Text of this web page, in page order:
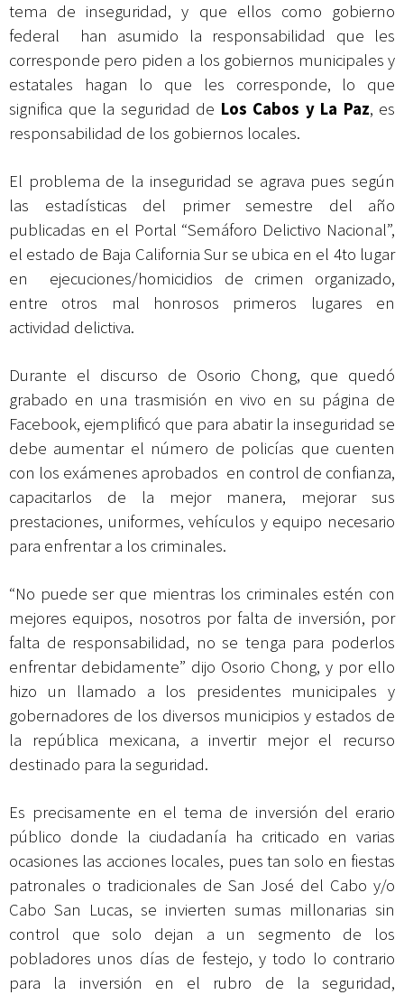
tema de inseguridad, y que ellos como gobierno
federal han asumido la responsabilidad que les
corresponde pero piden a los gobiernos municipales y
estatales hagan lo que les corresponde, lo que
significa que la seguridad de Los Cabos y La Paz, es
responsabilidad de los gobiernos locales.
El problema de la inseguridad se agrava pues según
las estadísticas del primer semestre del año
publicadas en el Portal “Semáforo Delictivo Nacional”,
el estado de Baja California Sur se ubica en el 4to lugar
en ejecuciones/homicidios de crimen organizado,
entre otros mal honrosos primeros lugares en
actividad delictiva.
Durante el discurso de Osorio Chong, que quedó
grabado en una trasmisión en vivo en su página de
Facebook, ejemplificó que para abatir la inseguridad se
debe aumentar el número de policías que cuenten
con los exámenes aprobados en control de confianza,
capacitarlos de la mejor manera, mejorar sus
prestaciones, uniformes, vehículos y equipo necesario
para enfrentar a los criminales.
“No puede ser que mientras los criminales estén con
mejores equipos, nosotros por falta de inversión, por
falta de responsabilidad, no se tenga para poderlos
enfrentar debidamente” dijo Osorio Chong, y por ello
hizo un llamado a los presidentes municipales y
gobernadores de los diversos municipios y estados de
la república mexicana, a invertir mejor el recurso
destinado para la seguridad.
Es precisamente en el tema de inversión del erario
público donde la ciudadanía ha criticado en varias
ocasiones las acciones locales, pues tan solo en fiestas
patronales o tradicionales de San José del Cabo y/o
Cabo San Lucas, se invierten sumas millonarias sin
control que solo dejan a un segmento de los
pobladores unos días de festejo, y todo lo contrario
para la inversión en el rubro de la seguridad,